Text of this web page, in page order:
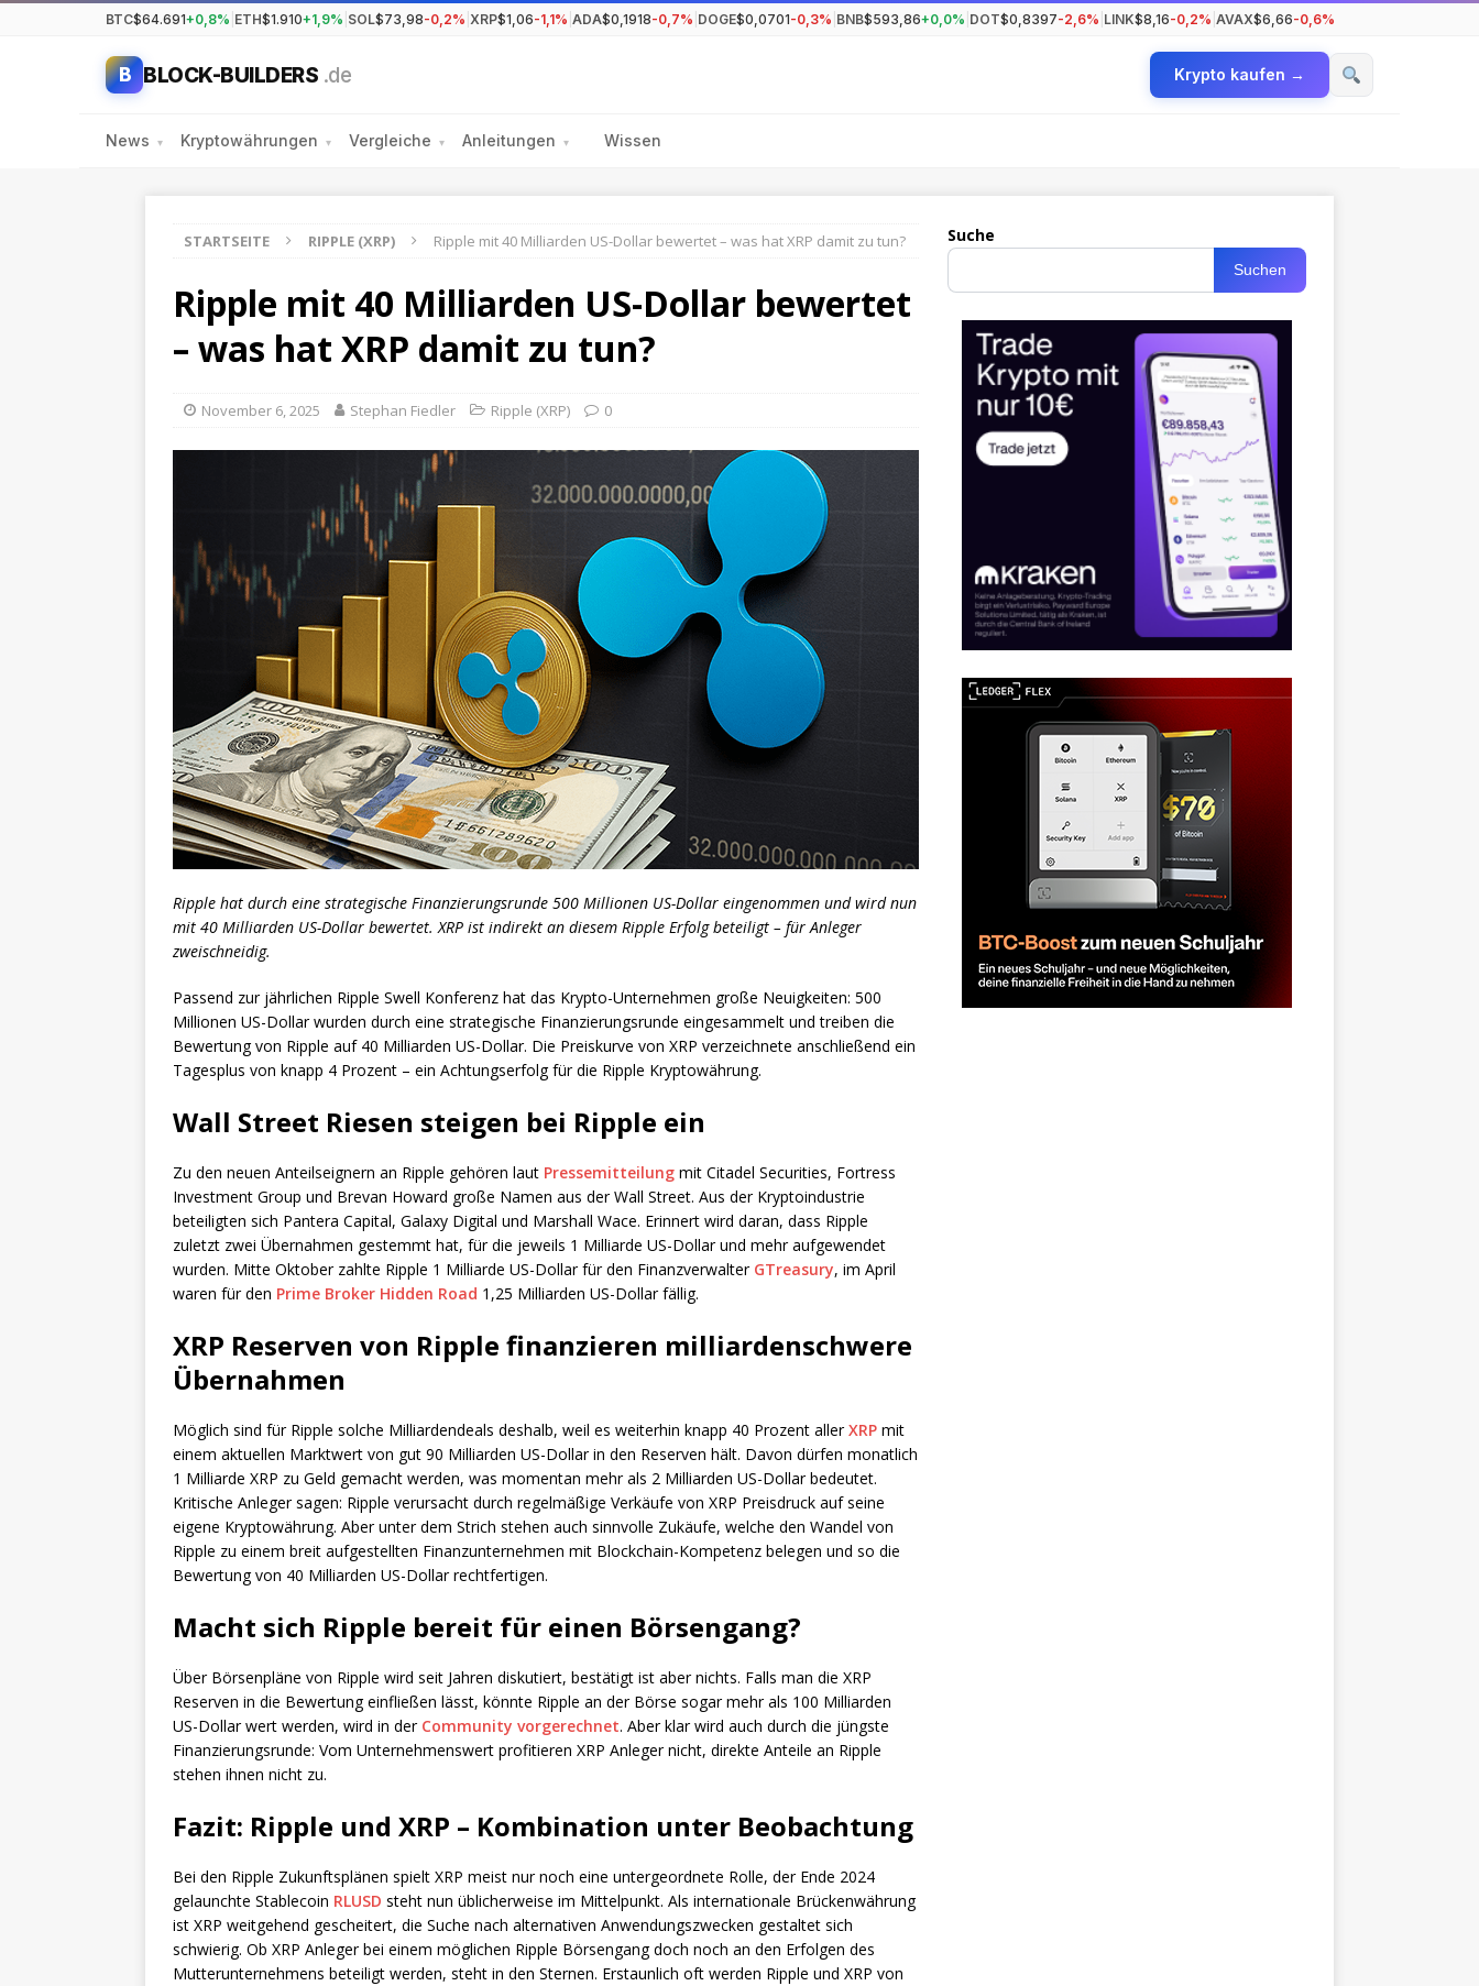
BTC$64.691+0,8% ETH$1.910+1,9% SOL$73,98-0,2% XRP$1,06-1,1% ADA$0,1918-0,7% DOGE$0,0701-0,3% BNB$593,86+0,0% DOT$0,8397-2,6% LINK$8,16-0,2% AVAX$6,66-0,6%
B BLOCK-BUILDERS .de Krypto kaufen →
News ▾ Kryptowährungen ▾ Vergleiche ▾ Anleitungen ▾ Wissen
STARTSEITE RIPPLE (XRP) Ripple mit 40 Milliarden US-Dollar bewertet – was hat XRP damit zu tun?
Ripple mit 40 Milliarden US-Dollar bewertet
– was hat XRP damit zu tun?
November 6, 2025 Stephan Fiedler Ripple (XRP) 0
Ripple hat durch eine strategische Finanzierungsrunde 500 Millionen US-Dollar eingenommen und wird nun
mit 40 Milliarden US-Dollar bewertet. XRP ist indirekt an diesem Ripple Erfolg beteiligt – für Anleger
zweischneidig.
Passend zur jährlichen Ripple Swell Konferenz hat das Krypto-Unternehmen große Neuigkeiten: 500
Millionen US-Dollar wurden durch eine strategische Finanzierungsrunde eingesammelt und treiben die
Bewertung von Ripple auf 40 Milliarden US-Dollar. Die Preiskurve von XRP verzeichnete anschließend ein
Tagesplus von knapp 4 Prozent – ein Achtungserfolg für die Ripple Kryptowährung.
Wall Street Riesen steigen bei Ripple ein
Zu den neuen Anteilseignern an Ripple gehören laut Pressemitteilung mit Citadel Securities, Fortress
Investment Group und Brevan Howard große Namen aus der Wall Street. Aus der Kryptoindustrie
beteiligten sich Pantera Capital, Galaxy Digital und Marshall Wace. Erinnert wird daran, dass Ripple
zuletzt zwei Übernahmen gestemmt hat, für die jeweils 1 Milliarde US-Dollar und mehr aufgewendet
wurden. Mitte Oktober zahlte Ripple 1 Milliarde US-Dollar für den Finanzverwalter GTreasury, im April
waren für den Prime Broker Hidden Road 1,25 Milliarden US-Dollar fällig.
XRP Reserven von Ripple finanzieren milliardenschwere
Übernahmen
Möglich sind für Ripple solche Milliardendeals deshalb, weil es weiterhin knapp 40 Prozent allerXRP mit
einem aktuellen Marktwert von gut 90 Milliarden US-Dollar in den Reserven hält. Davon dürfen monatlich
1 Milliarde XRP zu Geld gemacht werden, was momentan mehr als 2 Milliarden US-Dollar bedeutet.
Kritische Anleger sagen: Ripple verursacht durch regelmäßige Verkäufe von XRP Preisdruck auf seine
eigene Kryptowährung. Aber unter dem Strich stehen auch sinnvolle Zukäufe, welche den Wandel von
Ripple zu einem breit aufgestellten Finanzunternehmen mit Blockchain-Kompetenz belegen und so die
Bewertung von 40 Milliarden US-Dollar rechtfertigen.
Macht sich Ripple bereit für einen Börsengang?
Über Börsenpläne von Ripple wird seit Jahren diskutiert, bestätigt ist aber nichts. Falls man die XRP
Reserven in die Bewertung einfließen lässt, könnte Ripple an der Börse sogar mehr als 100 Milliarden
US-Dollar wert werden, wird in der Community vorgerechnet. Aber klar wird auch durch die jüngste
Finanzierungsrunde: Vom Unternehmenswert profitieren XRP Anleger nicht, direkte Anteile an Ripple
stehen ihnen nicht zu.
Fazit: Ripple und XRP – Kombination unter Beobachtung
Bei den Ripple Zukunftsplänen spielt XRP meist nur noch eine untergeordnete Rolle, der Ende 2024
gelaunchte Stablecoin RLUSD steht nun üblicherweise im Mittelpunkt. Als internationale Brückenwährung
ist XRP weitgehend gescheitert, die Suche nach alternativen Anwendungszwecken gestaltet sich
schwierig. Ob XRP Anleger bei einem möglichen Ripple Börsengang doch noch an den Erfolgen des
Mutterunternehmens beteiligt werden, steht in den Sternen. Erstaunlich oft werden Ripple und XRP von
Suche
Suchen